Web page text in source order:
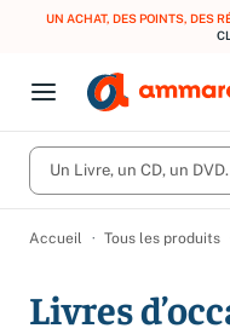
UN ACHAT, DES POINTS, DES
Open menu
Fermer le
CD d'occasion
Partitions
Produits
Un Livre, un CD, un
Accueil Tous les produits
Livres